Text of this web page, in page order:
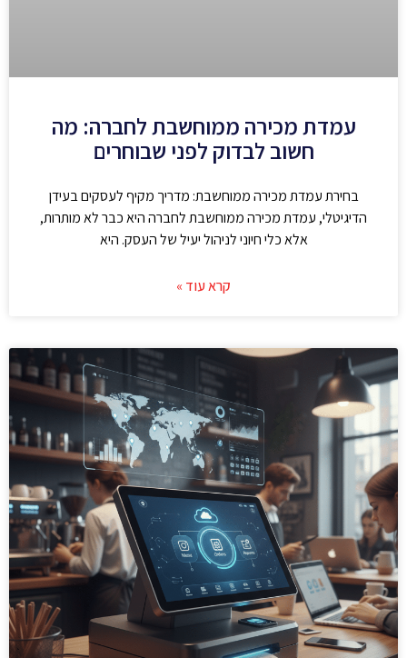
עמדת מכירה ממוחשבת לחברה: מה
חשוב לבדוק לפני שבוחרים
בחירת עמדת מכירה ממוחשבת: מדריך מקיף לעסקים בעידן
הדיגיטלי, עמדת מכירה ממוחשבת לחברה היא כבר לא מותרות,
אלא כלי חיוני לניהול יעיל של העסק. היא
קרא עוד »